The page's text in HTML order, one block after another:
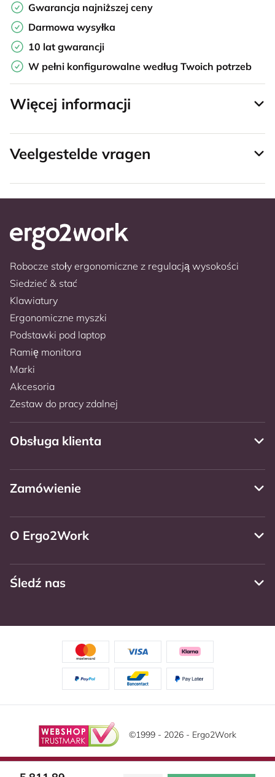
Gwarancja najniższej ceny
Darmowa wysyłka
10 lat gwarancji
W pełni konfigurowalne według Twoich potrzeb
Więcej informacji
Veelgestelde vragen
Robocze stoły ergonomiczne z regulacją wysokości
Siedzieć & stać
Klawiatury
Ergonomiczne myszki
Podstawki pod laptop
Ramię monitora
Marki
Akcesoria
Zestaw do pracy zdalnej
Obsługa klienta
Zamówienie
O Ergo2Work
Śledź nas
©1999 - 2026 - Ergo2Work